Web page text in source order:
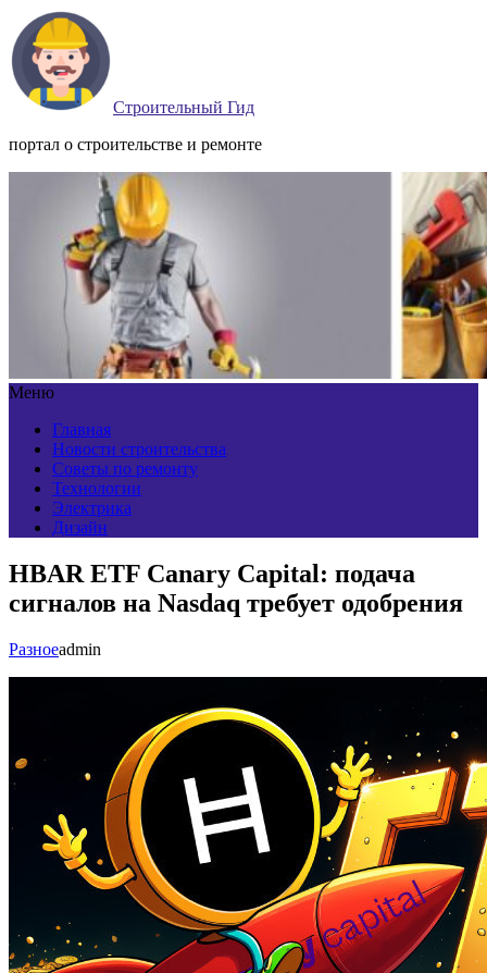
Строительный Гид
портал о строительстве и ремонте
Меню
Главная
Новости строительства
Советы по ремонту
Технологии
Электрика
Дизайн
HBAR ETF Canary Capital: подача
сигналов на Nasdaq требует одобрения
Разноеadmin